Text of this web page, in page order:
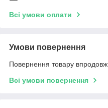
Всі умови оплати
Умови повернення
Повернення товару
Всі умови повернення